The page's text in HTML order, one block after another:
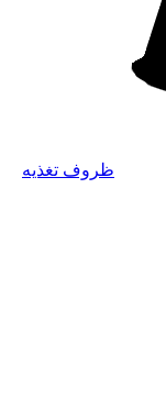
ظروف تغذیه